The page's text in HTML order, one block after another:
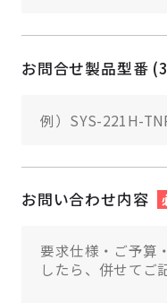
お問合せ製品型番
お問い合わせ内容